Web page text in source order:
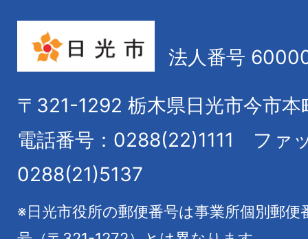
法人番号
〒321-1292 栃木県日光市今市本
電話番号：0288(22)1111
ファ
0288(21)5137
※日光市役所の郵便番号は事業所個別郵